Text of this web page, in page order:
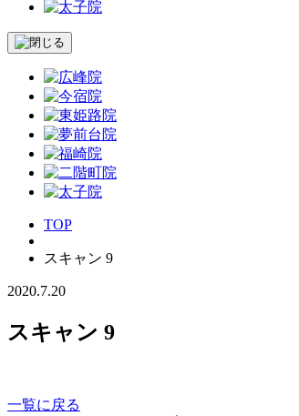
TOP
スキャン 9
2020.7.20
スキャン 9
一覧に戻る